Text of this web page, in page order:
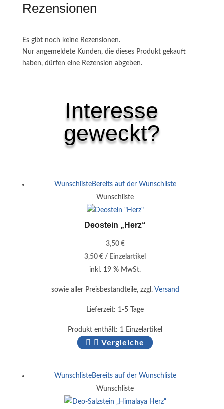
Rezensionen
Es gibt noch keine Rezensionen.
Nur angemeldete Kunden, die dieses Produkt gekauft
haben, dürfen eine Rezension abgeben.
Interesse
geweckt?
WunschlisteBereits auf der Wunschliste
Wunschliste
Deostein „Herz“
3,50 €
3,50€ / Einzelartikel
inkl. 19 % MwSt.
sowie aller Preisbestandteile, zzgl. Versand
Lieferzeit: 1-5 Tage
Produkt enthält: 1 Einzelartikel
Vergleiche
WunschlisteBereits auf der Wunschliste
Wunschliste